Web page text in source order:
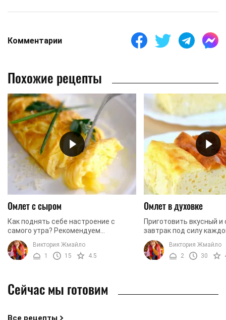
Комментарии
Похожие рецепты
Омлет с сыром
Как поднять себе настроение с
самого утра? Рекомендуем
приготовить омлет с сыром. Нежный
французский омлет получается
сытным и вкусным. По желанию вы ...
Виктория Жмайло
1
15 4.5
Омлет в духовке
Приготовить вкусный
завтрак под силу
Предлагаем
духовке по нашему
Компоненты
Виктория Жмайло
2
30
Сейчас мы готовим
Все рецепты